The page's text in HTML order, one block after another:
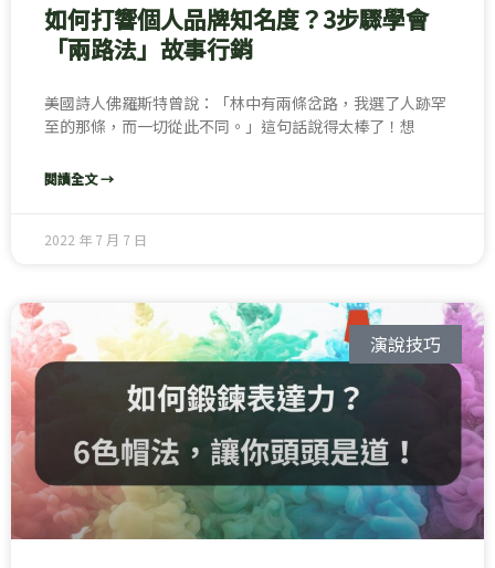
如何打響個人品牌知名度？3步驟學會
「兩路法」故事行銷
美國詩人佛羅斯特曾說：「林中有兩條岔路，我選了人跡罕
至的那條，而一切從此不同。」這句話說得太棒了！想
閱讀全文 →
2022 年 7 月 7 日
演說技巧